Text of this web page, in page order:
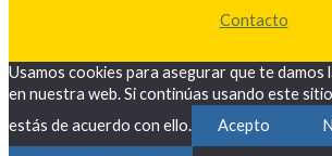
Contacto
Usamos cookies para asegurar que te damos
en nuestra web. Si continúas usando este
estás de acuerdo con ello.
Acepto